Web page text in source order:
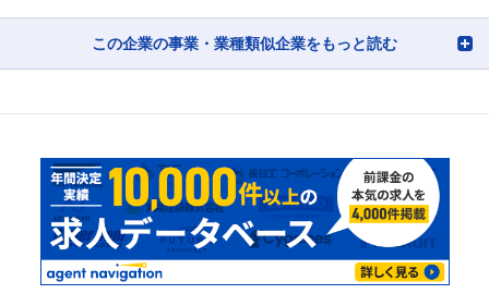
この企業の事業・業種類似企業をもっと読む